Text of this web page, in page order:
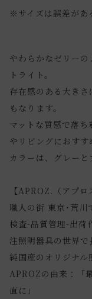
※サイズは誤差があ
やわらかなゼリーの
トライト。
存在感のある大き
もなります。
マットな質感で落
やリビングにおすす
カラーは、グレーと
【APROZ.（アプロ
職人の街 東京･荒川
検査-品質管理-出荷
注照明器具の世界で
純国産のオリジナル
APROZの由来：「
直に」